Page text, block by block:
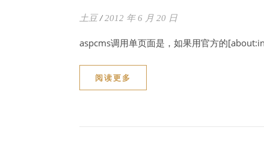
土豆 / 2012 年 6 月 20 日
aspcms调用单页面是，如果用官方的
阅读更多